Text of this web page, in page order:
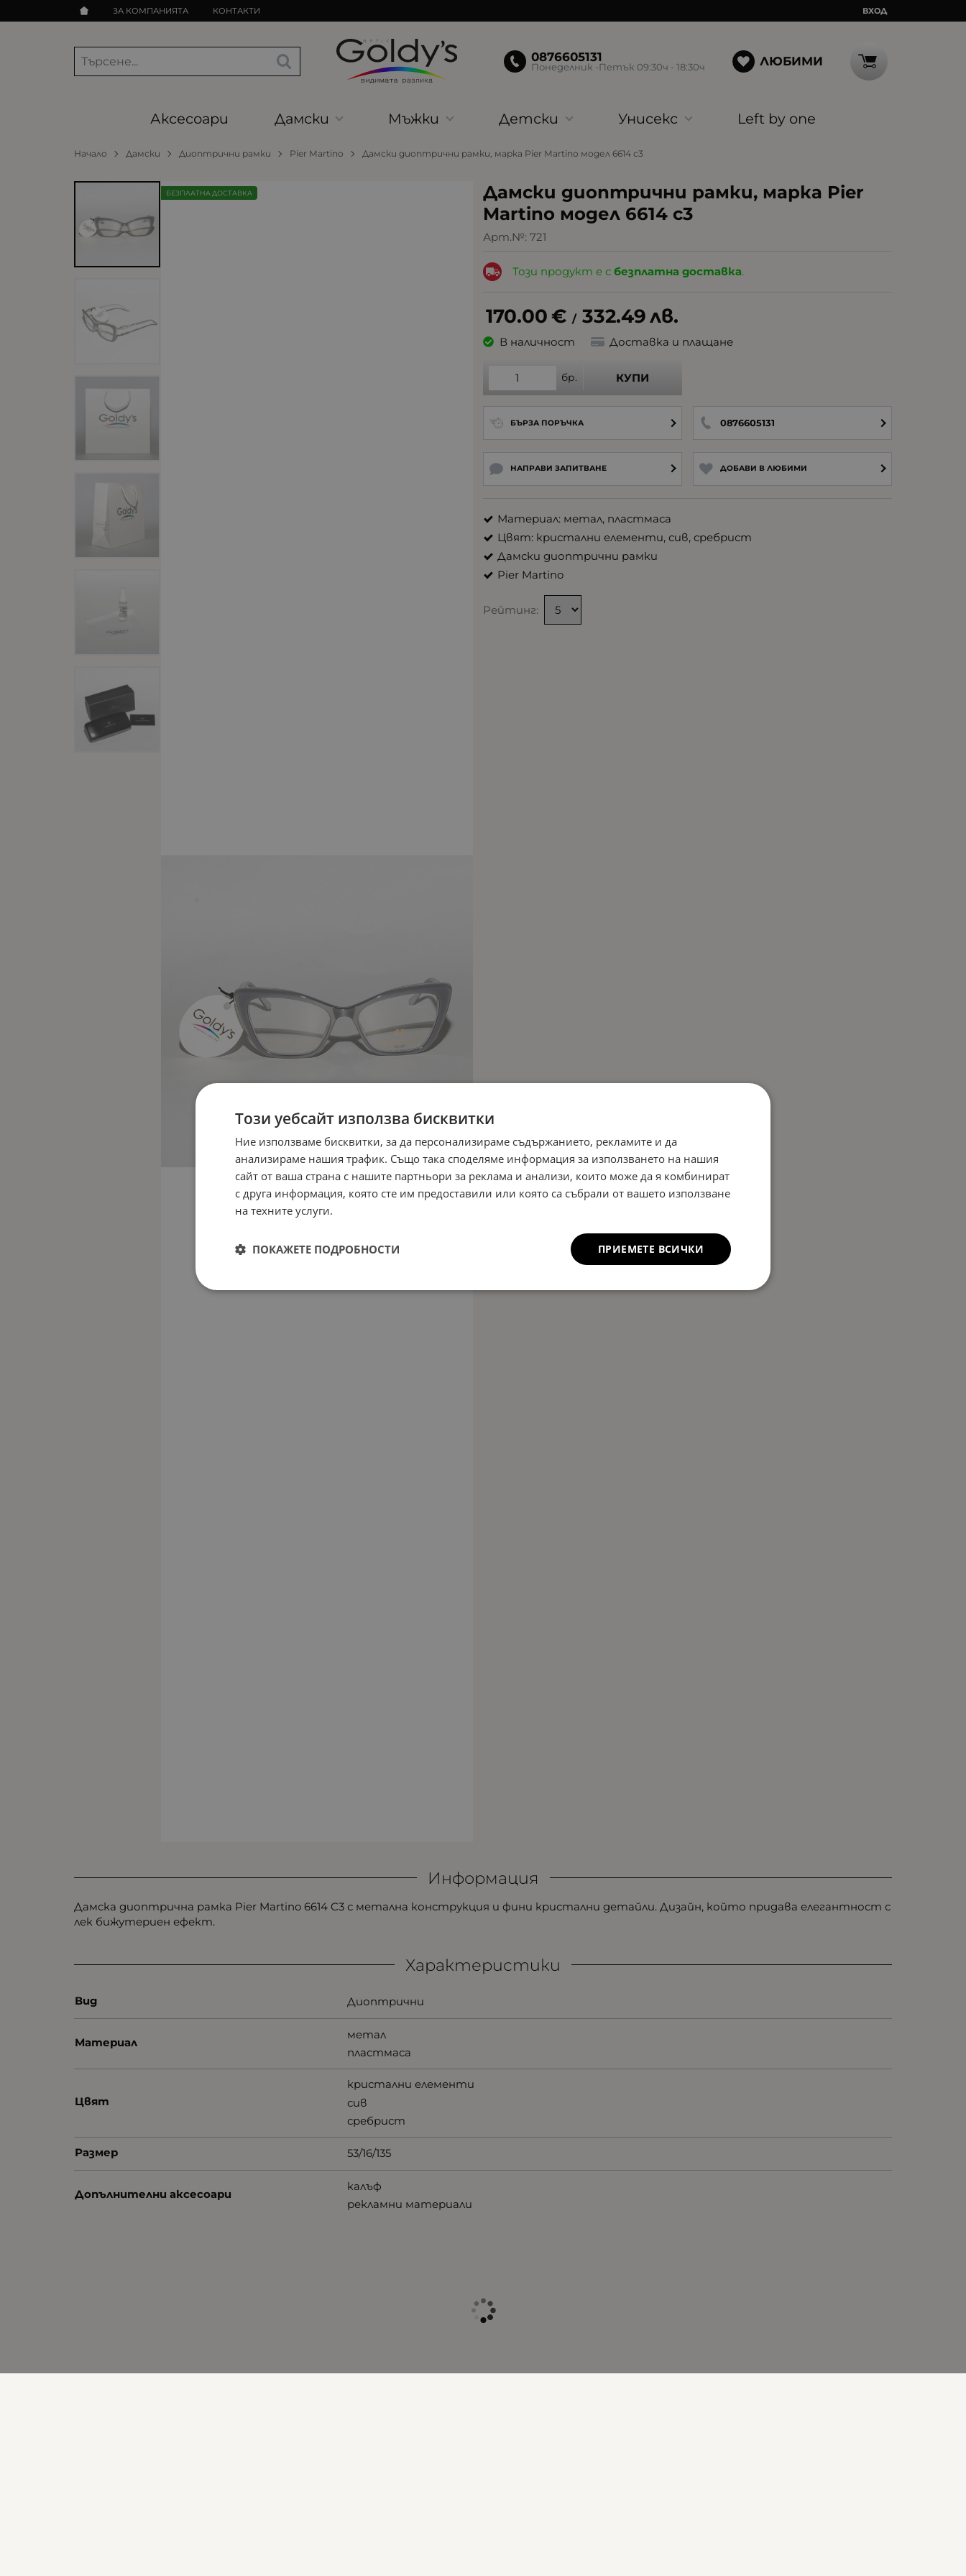
ЗА КОМПАНИЯТА КОНТАКТИ ВХОД
0876605131
Понеделник -Петък 09:30ч - 18:30ч ЛЮБИМИ
Аксесоари Дамски Мъжки Детски Унисекс Left by one
Начало Дамски Диоптрични рамки Pier Martino Дамски диоптрични рамки, марка Pier Martino модел 6614 c3
Дамски диоптрични рамки, марка Pier
Martino модел 6614 c3
Арт.№: 721
БЕЗПЛАТНА ДОСТАВКА
Този продукт е сбезплатна доставка.
170.00€ / 332.49лв.
В наличност Доставка и плащане
бр. КУПИ
БЪРЗА ПОРЪЧКА 0876605131
НАПРАВИ ЗАПИТВАНЕ ДОБАВИ В ЛЮБИМИ
Материал: метал, пластмаса
Цвят: кристални елементи, сив, сребрист
Дамски диоптрични рамки
Pier Martino
Рейтинг:
Информация
Дамска диоптрична рамка Pier Martino 6614 C3 с метална конструкция и фини кристални детайли. Дизайн, който придава елегантност с
лек бижутериен ефект.
Характеристики
Вид Диоптрични
Материал
метал
пластмаса
Цвят
кристални елементи
сив
сребрист
Размер 53/16/135
Допълнителни аксесоари
калъф
рекламни материали
Този уебсайт използва бисквитки
Ние използваме бисквитки, за да персонализираме съдържанието, рекламите и да
анализираме нашия трафик. Също така споделяме информация за използването на нашия
сайт от ваша страна с нашите партньори за реклама и анализи, които може да я комбинират
с друга информация, която сте им предоставили или която са събрали от вашето използване
на техните услуги.
ПРИЕМЕТЕ ВСИЧКИ
ПОКАЖЕТЕ ПОДРОБНОСТИ